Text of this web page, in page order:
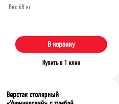
Вес:68 кг.
В корзину
Купить в 1 клик
Верстак столярный